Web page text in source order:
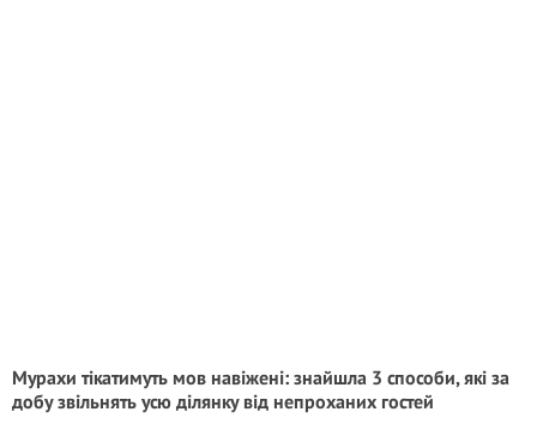
Мурахи тікатимуть мов навіжені: знайшла 3 способи, які за
добу звільнять усю ділянку від непроханих гостей